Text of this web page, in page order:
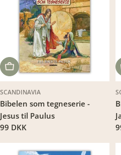
LÆG I KURV
SCANDINAVIA
Bibelen som tegneserie -
Jesus til Paulus
Translation
99 DKK